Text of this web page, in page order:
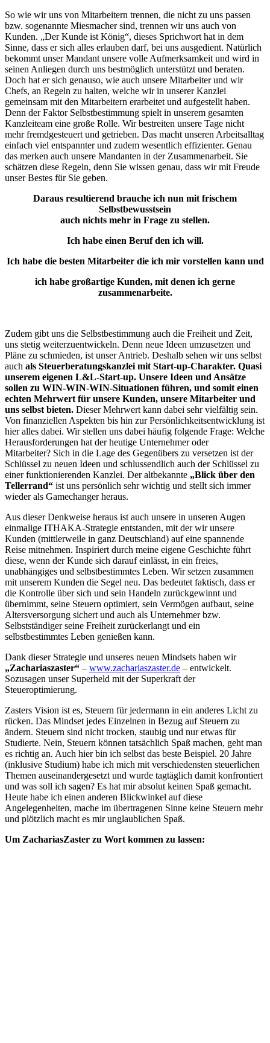
So wie wir uns von Mitarbeitern trennen, die nicht zu uns passen
bzw. sogenannte Miesmacher sind, trennen wir uns auch von
Kunden. „Der Kunde ist König“, dieses Sprichwort hat in dem
Sinne, dass er sich alles erlauben darf, bei uns ausgedient. Natürlich
bekommt unser Mandant unsere volle Aufmerksamkeit und wird in
seinen Anliegen durch uns bestmöglich unterstützt und beraten.
Doch hat er sich genauso, wie auch unsere Mitarbeiter und wir
Chefs, an Regeln zu halten, welche wir in unserer Kanzlei
gemeinsam mit den Mitarbeitern erarbeitet und aufgestellt haben.
Denn der Faktor Selbstbestimmung spielt in unserem gesamten
Kanzleiteam eine große Rolle. Wir bestreiten unsere Tage nicht
mehr fremdgesteuert und getrieben. Das macht unseren Arbeitsalltag
einfach viel entspannter und zudem wesentlich effizienter. Genau
das merken auch unsere Mandanten in der Zusammenarbeit. Sie
schätzen diese Regeln, denn Sie wissen genau, dass wir mit Freude
unser Bestes für Sie geben.
Daraus resultierend brauche ich nun mit frischem
Selbstbewusstsein
auch nichts mehr in Frage zu stellen.
Ich habe einen Beruf den ich will.
Ich habe die besten Mitarbeiter die ich mir vorstellen kann und
ich habe großartige Kunden, mit denen ich gerne
zusammenarbeite.
Zudem gibt uns die Selbstbestimmung auch die Freiheit und Zeit,
uns stetig weiterzuentwickeln. Denn neue Ideen umzusetzen und
Pläne zu schmieden, ist unser Antrieb. Deshalb sehen wir uns selbst
auch als Steuerberatungskanzlei mit Start-up-Charakter. Quasi
unserem eigenen L&L-Start-up. Unsere Ideen und Ansätze
sollen zu WIN-WIN-WIN-Situationen führen, und somit einen
echten Mehrwert für unsere Kunden, unsere Mitarbeiter und
uns selbst bieten. Dieser Mehrwert kann dabei sehr vielfältig sein.
Von finanziellen Aspekten bis hin zur Persönlichkeitsentwicklung ist
hier alles dabei. Wir stellen uns dabei häufig folgende Frage: Welche
Herausforderungen hat der heutige Unternehmer oder
Mitarbeiter? Sich in die Lage des Gegenübers zu versetzen ist der
Schlüssel zu neuen Ideen und schlussendlich auch der Schlüssel zu
einer funktionierenden Kanzlei. Der altbekannte „Blick über den
Tellerrand“ ist uns persönlich sehr wichtig und stellt sich immer
wieder als Gamechanger heraus.
Aus dieser Denkweise heraus ist auch unsere in unseren Augen
einmalige ITHAKA-Strategie entstanden, mit der wir unsere
Kunden (mittlerweile in ganz Deutschland) auf eine spannende
Reise mitnehmen. Inspiriert durch meine eigene Geschichte führt
diese, wenn der Kunde sich darauf einlässt, in ein freies,
unabhängiges und selbstbestimmtes Leben. Wir setzen zusammen
mit unserem Kunden die Segel neu. Das bedeutet faktisch, dass er
die Kontrolle über sich und sein Handeln zurückgewinnt und
übernimmt, seine Steuern optimiert, sein Vermögen aufbaut, seine
Altersversorgung sichert und auch als Unternehmer bzw.
Selbstständiger seine Freiheit zurückerlangt und ein
selbstbestimmtes Leben genießen kann.
Dank dieser Strategie und unseres neuen Mindsets haben wir
„Zachariaszaster“ – www.zachariaszaster.de – entwickelt.
Sozusagen unser Superheld mit der Superkraft der
Steueroptimierung.
Zasters Vision ist es, Steuern für jedermann in ein anderes Licht zu
rücken. Das Mindset jedes Einzelnen in Bezug auf Steuern zu
ändern. Steuern sind nicht trocken, staubig und nur etwas für
Studierte. Nein, Steuern können tatsächlich Spaß machen, geht man
es richtig an. Auch hier bin ich selbst das beste Beispiel. 20 Jahre
(inklusive Studium) habe ich mich mit verschiedensten steuerlichen
Themen auseinandergesetzt und wurde tagtäglich damit konfrontiert
und was soll ich sagen? Es hat mir absolut keinen Spaß gemacht.
Heute habe ich einen anderen Blickwinkel auf diese
Angelegenheiten, mache im übertragenen Sinne keine Steuern mehr
und plötzlich macht es mir unglaublichen Spaß.
Um ZachariasZaster zu Wort kommen zu lassen: